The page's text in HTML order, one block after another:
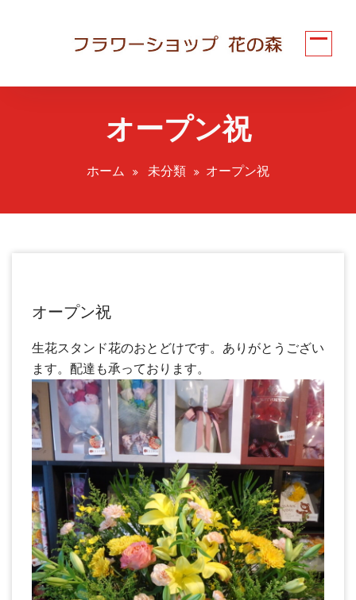
ツ
オープン祝
ホーム 未分類 オープン祝
オープン祝
生花スタンド花のおとどけです。ありがとうござい
ます。配達も承っております。